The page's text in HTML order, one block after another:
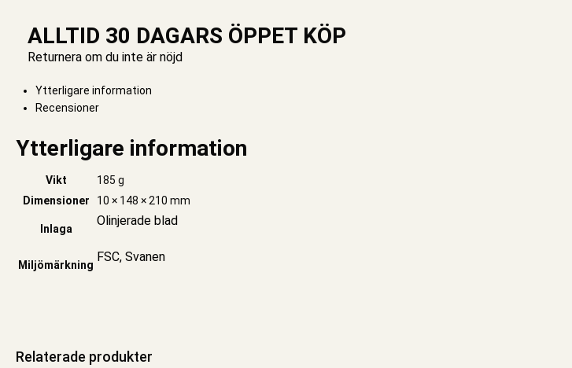
ALLTID 30 DAGARS ÖPPET KÖP
Returnera om du inte är nöjd
Ytterligare information
Recensioner
Ytterligare information
Vikt
185 g
Dimensioner
10 × 148 × 210 mm
Inlaga
Olinjerade blad
Miljömärkning
FSC, Svanen
Relaterade produkter